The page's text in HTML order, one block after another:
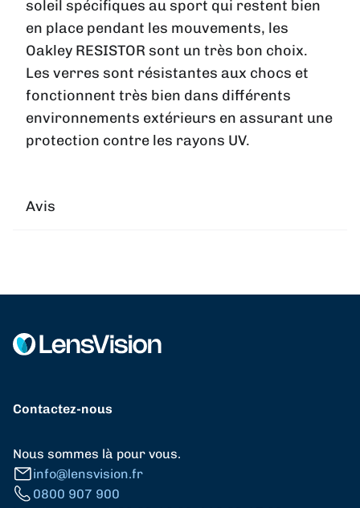
soleil spécifiques au sport qui restent bien
en place pendant les mouvements, les
Oakley RESISTOR sont un très bon choix.
Les verres sont résistantes aux chocs et
fonctionnent très bien dans différents
environnements extérieurs en assurant une
protection contre les rayons UV.
Avis
Contactez-nous
Nous sommes là pour vous.
info@lensvision.fr
0800 907 900